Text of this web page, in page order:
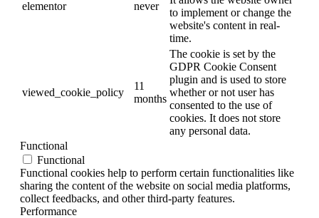
elementor never
to implement or change the
website's content in real-
time.
viewed_cookie_policy
11
months
The cookie is set by the
GDPR Cookie Consent
plugin and is used to store
whether or not user has
consented to the use of
cookies. It does not store
any personal data.
Functional
Functional
Functional cookies help to perform certain functionalities like
sharing the content of the website on social media platforms,
collect feedbacks, and other third-party features.
Performance